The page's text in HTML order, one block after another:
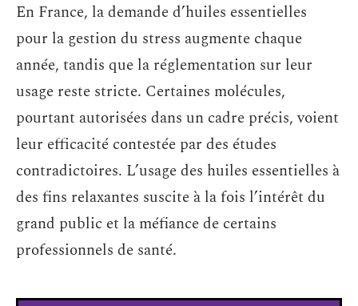
En France, la demande d’huiles essentielles
pour la gestion du stress augmente chaque
année, tandis que la réglementation sur leur
usage reste stricte. Certaines molécules,
pourtant autorisées dans un cadre précis, voient
leur efficacité contestée par des études
contradictoires. L’usage des huiles essentielles à
des fins relaxantes suscite à la fois l’intérêt du
grand public et la méfiance de certains
professionnels de santé.